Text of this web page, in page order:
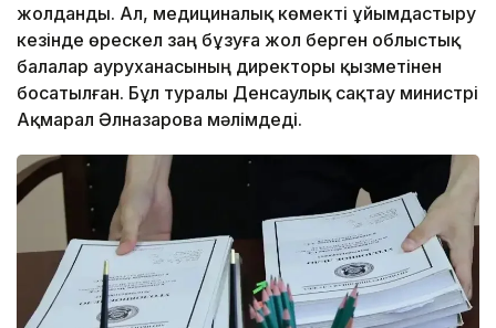
жолданды. Ал, медициналық көмекті ұйымдастыру
кезінде өрескел заң бұзуға жол берген облыстық
балалар ауруханасының директоры қызметінен
босатылған. Бұл туралы Денсаулық сақтау министрі
Ақмарал Әлназарова мәлімдеді.